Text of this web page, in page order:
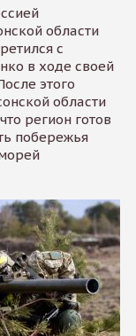
области
с
в ходе своей
этого
области
регион готов
побережья